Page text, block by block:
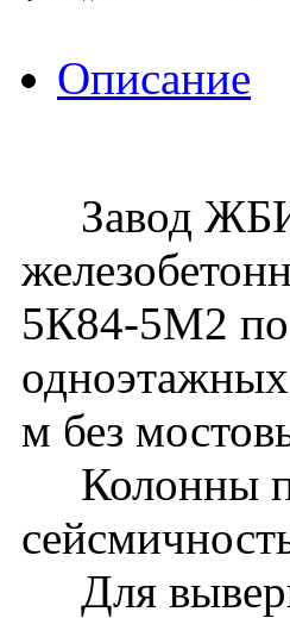
Описание
Завод ЖБИ
5К84-5М2 по
м без
Колонны
Для